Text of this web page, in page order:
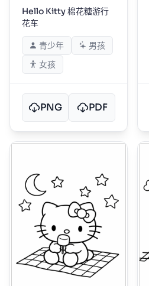
Hello Kitty 棉花糖游行
花车
青少年
男孩
女孩
PNG PDF